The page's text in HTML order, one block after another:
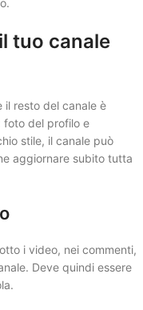
tuo canale
il resto del canale è
foto del profilo e
stile, il canale può
aggiornare subito tutta
i video, nei commenti,
Deve quindi essere